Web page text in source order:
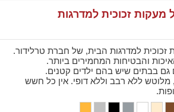
מעקות זכוכית למדרגות
זכוכית למדרגות הבית, של חברת טרלידור.
והבטיחות המחמירים ביותר.
גם בבתים שיש בהם ילדים קטנים.
ללא רבב וללא דופי. אין כל חשש